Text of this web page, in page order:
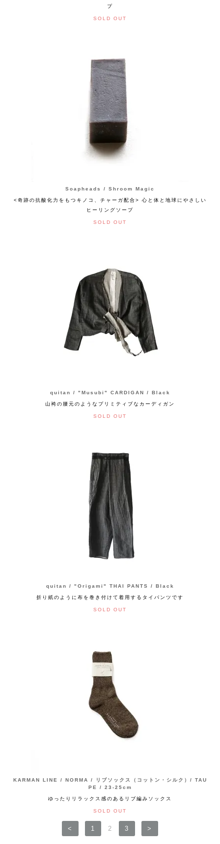
プ
SOLD OUT
Soapheads / Shroom Magic
<奇跡の抗酸化力をもつキノコ、チャーガ配合> 心と体と地球にやさしい
ヒーリングソープ
SOLD OUT
quitan / "Musubi" CARDIGAN / Black
山袴の腰元のようなプリミティブなカーディガン
SOLD OUT
quitan / "Origami" THAI PANTS / Black
折り紙のように布を巻き付けて着用するタイパンツです
SOLD OUT
KARMAN LINE / NORMA / リブソックス（コットン・シルク）/ TAU
PE / 23-25cm
ゆったりリラックス感のあるリブ編みソックス
SOLD OUT
< 1 2 3 >